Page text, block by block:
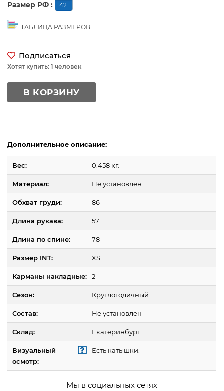
Размер РФ : 42
ТАБЛИЦА РАЗМЕРОВ
Подписаться
Хотят купить: 1 человек
В КОРЗИНУ
Дополнительное описание:
Вес: 0.458 кг.
Материал: Не установлен
Обхват груди: 86
Длина рукава: 57
Длина по спине: 78
Размер INT: XS
Карманы накладные: 2
Сезон: Круглогодичный
Состав: Не установлен
Склад: Екатеринбург
Визуальный
осмотр:
Есть катышки.
Мы в социальных сетях